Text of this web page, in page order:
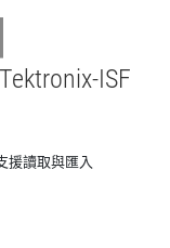
ISF
讀取與匯入